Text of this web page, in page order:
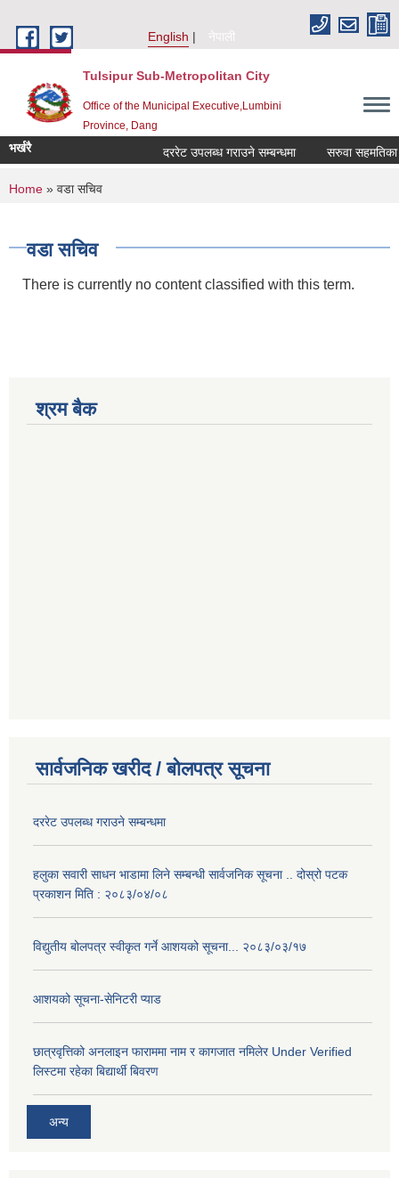
English
नेपाली
Tulsipur Sub-Metropolitan City
Office of the Municipal Executive,Lumbini
Province, Dang
भर्खरै दररेट उपलब्ध गराउने सम्बन्धमा सरुवा सहमतिका
You are here
Home » वडा सचिव
वडा सचिव
There is currently no content classified with this term.
श्रम बैक
सार्वजनिक खरीद / बोलपत्र सूचना
दररेट उपलब्ध गराउने सम्बन्धमा
हलुका सवारी साधन भाडामा लिने सम्बन्धी सार्वजनिक सूचना .. दोस्रो पटक
प्रकाशन मिति : २०८३/०४/०८
विद्युतीय बोलपत्र स्वीकृत गर्ने आशयको सूचना... २०८३/०३/१७
आशयको सूचना-सेनिटरी प्याड
छात्रवृत्तिको अनलाइन फाराममा नाम र कागजात नमिलेर Under Verified
लिस्टमा रहेका बिद्यार्थी बिवरण
अन्य